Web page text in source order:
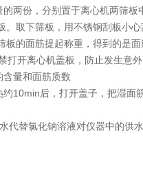
两份，分别置于离心机两筛板
。取下筛板，用不锈钢刮板小
板的面筋提起称重，得到的是
打开离心机盖板，防止发生意外
量和面筋质数
10min后，打开盖子，把湿面
代替氯化钠溶液对仪器中的供